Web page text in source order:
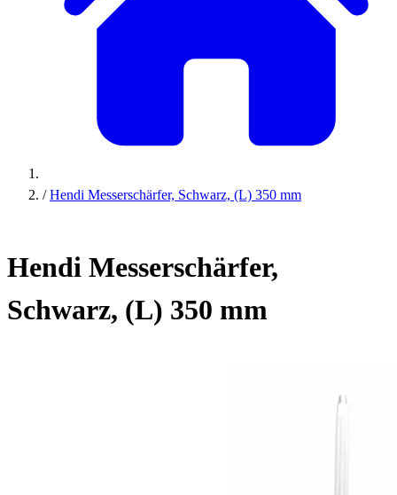
/ Hendi Messerschärfer, Schwarz, (L) 350 mm
Hendi Messerschärfer,
Schwarz, (L) 350 mm